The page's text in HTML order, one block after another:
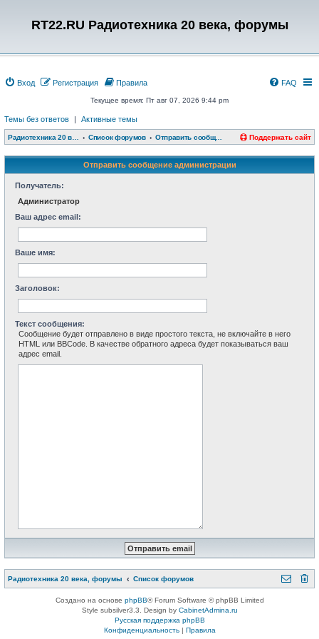
RT22.RU Радиотехника 20 века, форумы
Вход Регистрация FAQ
Правила
Текущее время: Пт авг 07, 2026 9:44 pm
Темы без ответов | Активные темы
Радиотехника 20 века, форумы Список форумов Отправить сообщение администрации Поддержать сайт
Отправить сообщение администрации
Получатель:
Администратор
Ваш адрес email:
Ваше имя:
Заголовок:
Текст сообщения:
Сообщение будет отправлено в виде простого текста, не включайте в него
HTML или BBCode. В качестве обратного адреса будет показываться ваш
адрес email.
Радиотехника 20 века, форумы Список форумов
Создано на основе phpBB® Forum Software © phpBB Limited
Style subsilver3.3. Design by CabinetAdmina.ru
Русская поддержка phpBB
Конфиденциальность| Правила